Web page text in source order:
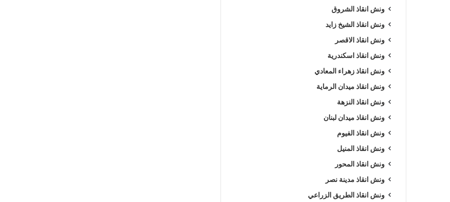
ونش انقاذ الشروق
ونش انقاذ الشيخ زايد
ونش انقاذ الاقصر
ونش انقاذ اسكندرية
ونش انقاذ زهراء المعادي
ونش انقاذ ميدان الرماية
ونش انقاذ النزهة
ونش انقاذ ميدان لبنان
ونش انقاذ الفيوم
ونش انقاذ المنيل
ونش انقاذ المحور
ونش انقاذ مدينة نصر
ونش انقاذ الطريق الزراعي